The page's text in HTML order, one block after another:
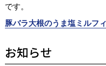
です。
豚バラ大根のうま塩ミルフ
お知らせ